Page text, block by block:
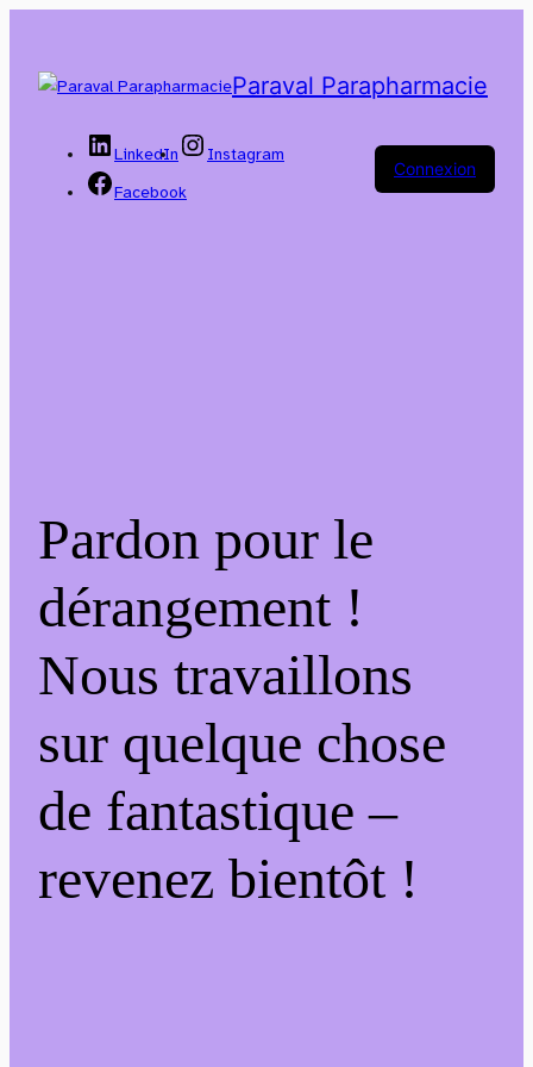
Paraval Parapharmacie
LinkedIn
Instagram
Facebook
Connexion
Pardon pour le
dérangement !
Nous travaillons
sur quelque chose
de fantastique –
revenez bientôt !